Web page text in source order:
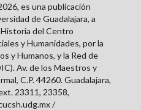
es una publicación
de Guadalajara, a
del Centro
y Humanidades, por la
y Humanos, y la Red de
Av. de los Maestros y
C.P. 44260. Guadalajara,
23311, 23358,
/